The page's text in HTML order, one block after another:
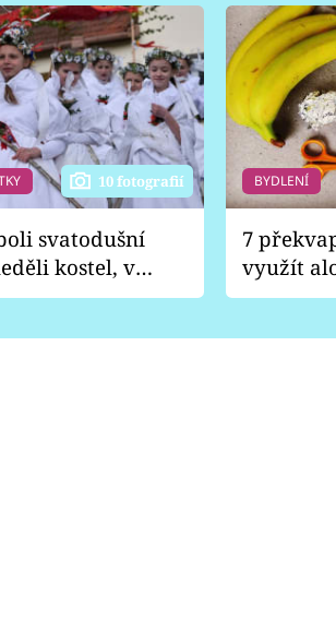
10 fotografií
svatodušní
kostel, v
BYDLENÍ
7
využít